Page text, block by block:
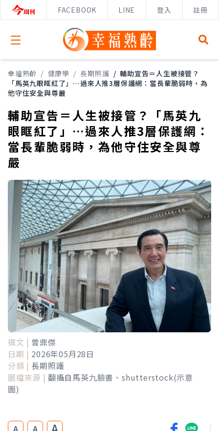
FACEBOOK LINE 登入 註冊
Open menu
幸福熟齡 / 健康學 / 長期照護 / 輔助宣告＝人生被接管？
「馬英九眼眶紅了」…過來人推3層保護網：當長輩脆弱時，為
他守住安全與尊嚴
輔助宣告＝人生被接管？「馬英九
眼眶紅了」…過來人推3層保護網：
當長輩脆弱時，為他守住安全與尊
嚴
撰文 | 曾鼎傑
日期 | 2026年05月28日
分類 | 長期照護
圖檔來源 | 翻攝自馬英九臉書、shutterstock(示意
圖)
A